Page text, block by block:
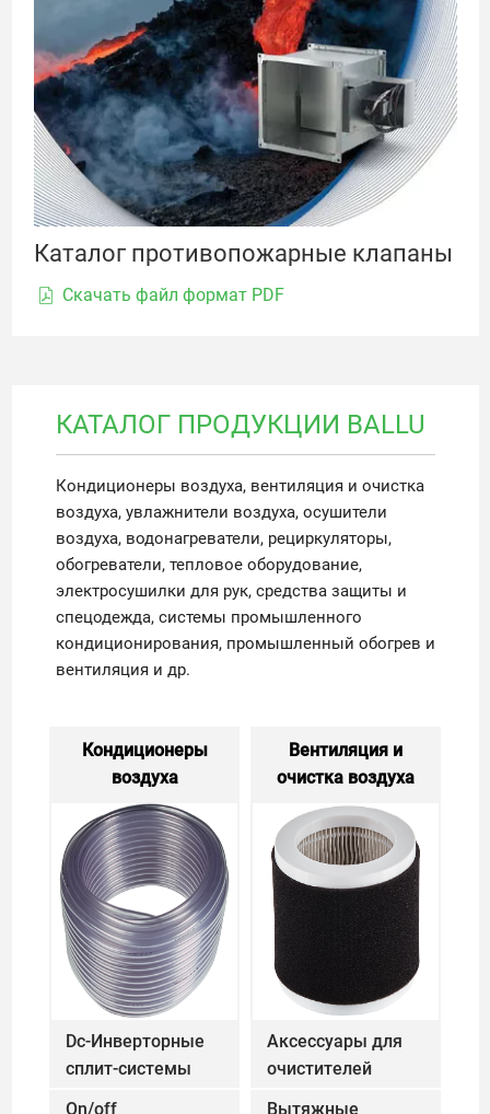
Каталог противопожарные клапаны
Скачать файл формат PDF
КАТАЛОГ ПРОДУКЦИИ BALLU
Кондиционеры воздуха, вентиляция и очистка
воздуха, увлажнители воздуха, осушители
воздуха, водонагреватели, рециркуляторы,
обогреватели, тепловое оборудование,
электросушилки для рук, средства защиты и
спецодежда, системы промышленного
кондиционирования, промышленный обогрев и
вентиляция и др.
Кондиционеры
воздухаКондиционеры воздуха
Dc-Инверторные
сплит-системы DC-Инверторные сплит-системы
On/off
Вентиляция и
очистка воздуха
Аксессуары для
очистителей
Вытяжные